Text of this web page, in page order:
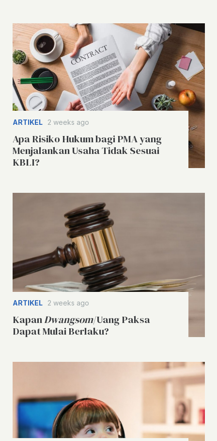
ARTIKEL 2 weeks ago
Apa Risiko Hukum bagi PMA yang
Menjalankan Usaha Tidak Sesuai
KBLI?
ARTIKEL 2 weeks ago
KapanDwangsom/Uang Paksa
Dapat Mulai Berlaku?